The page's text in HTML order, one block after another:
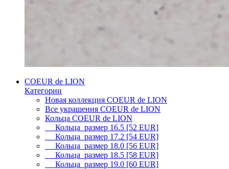
COEUR de LION
Категории
Новая коллекция COEUR de LION
Все украшения COEUR de LION
Кольца COEUR de LION
Кольца размер 16.5 [52 EUR]
Кольца размер 17.2 [54 EUR]
Кольца размер 18.0 [56 EUR]
Кольца размер 18.5 [58 EUR]
Кольца размер 19.0 [60 EUR]